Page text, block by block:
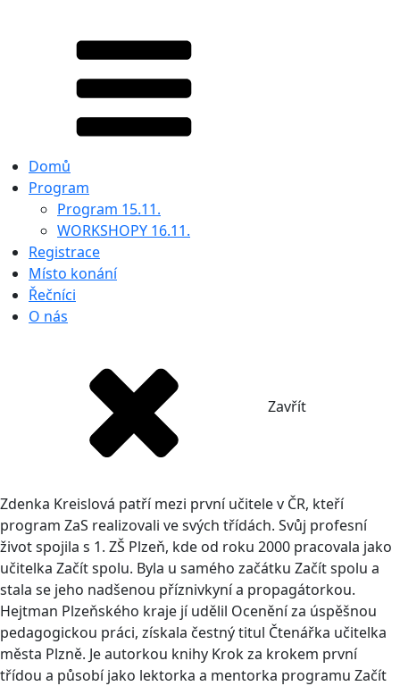
Domů
Program
Program 15.11.
WORKSHOPY 16.11.
Registrace
Místo konání
Řečníci
O nás
Zavřít
Zdenka Kreislová patří mezi první učitele v ČR, kteří
program ZaS realizovali ve svých třídách. Svůj profesní
život spojila s 1. ZŠ Plzeň, kde od roku 2000 pracovala jako
učitelka Začít spolu. Byla u samého začátku Začít spolu a
stala se jeho nadšenou příznivkyní a propagátorkou.
Hejtman Plzeňského kraje jí udělil Ocenění za úspěšnou
pedagogickou práci, získala čestný titul Čtenářka učitelka
města Plzně. Je autorkou knihy Krok za krokem první
třídou a působí jako lektorka a mentorka programu Začít